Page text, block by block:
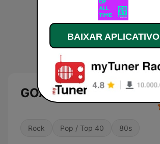
GOAT Radio
Rock Pop / Top 40 80s
BAIXAR APLICATIVO